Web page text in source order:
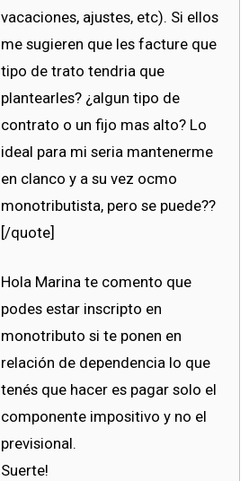
vacaciones, ajustes, etc). Si ellos
me sugieren que les facture que
tipo de trato tendria que
plantearles? ¿algun tipo de
contrato o un fijo mas alto? Lo
ideal para mi seria mantenerme
en clanco y a su vez ocmo
monotributista, pero se puede??
[/quote]
Hola Marina te comento que
podes estar inscripto en
monotributo si te ponen en
relación de dependencia lo que
tenés que hacer es pagar solo el
componente impositivo y no el
previsional.
Suerte!